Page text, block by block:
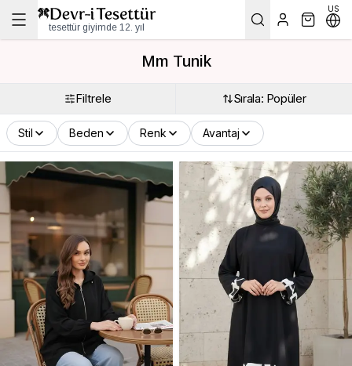
tesettür giyimde 12. yıl
US
Mm Tunik
Filtrele Sırala: Popüler
Stil Beden Renk Avantaj